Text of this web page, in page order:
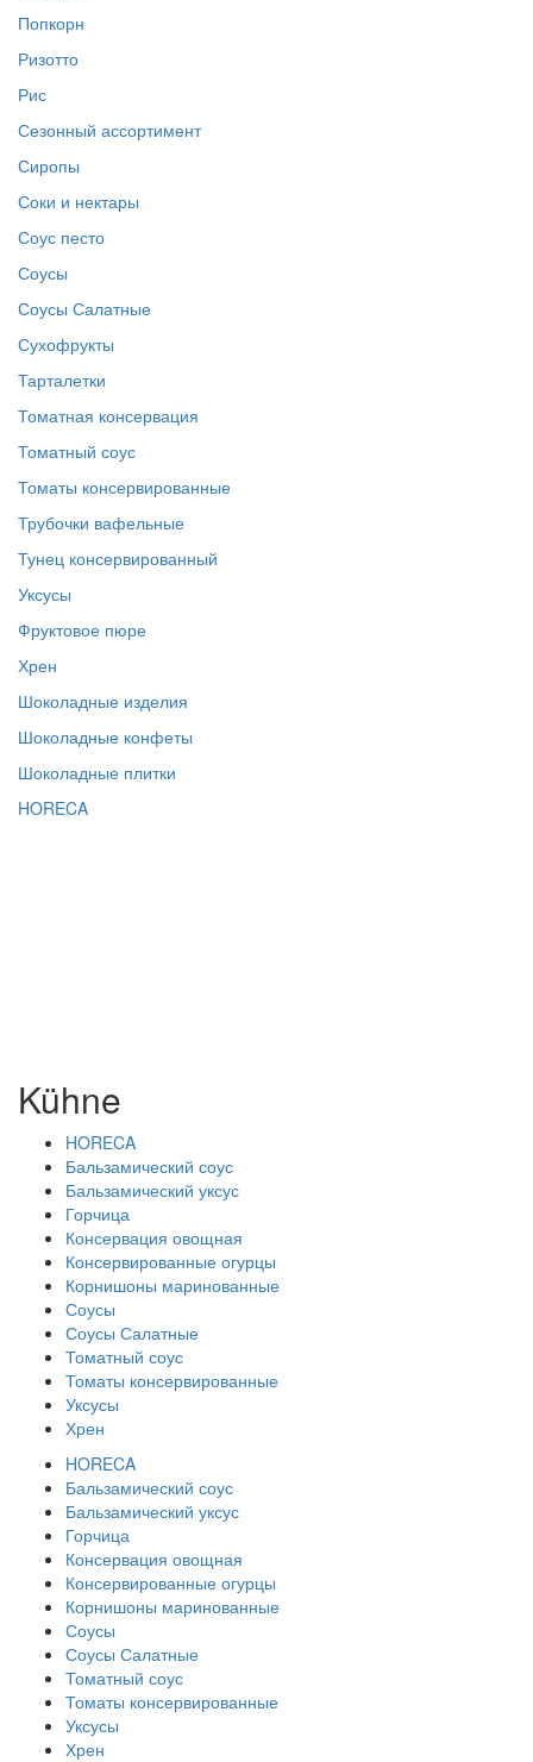
Попкорн
Ризотто
Рис
Сезонный ассортимент
Сиропы
Соки и нектары
Соус песто
Соусы
Соусы Салатные
Сухофрукты
Тарталетки
Томатная консервация
Томатный соус
Томаты консервированные
Трубочки вафельные
Тунец консервированный
Уксусы
Фруктовое пюре
Хрен
Шоколадные изделия
Шоколадные конфеты
Шоколадные плитки
HORECA
Kühne
HORECA
Бальзамический соус
Бальзамический уксус
Горчица
Консервация овощная
Консервированные огурцы
Корнишоны маринованные
Соусы
Соусы Салатные
Томатный соус
Томаты консервированные
Уксусы
Хрен
HORECA
Бальзамический соус
Бальзамический уксус
Горчица
Консервация овощная
Консервированные огурцы
Корнишоны маринованные
Соусы
Соусы Салатные
Томатный соус
Томаты консервированные
Уксусы
Хрен